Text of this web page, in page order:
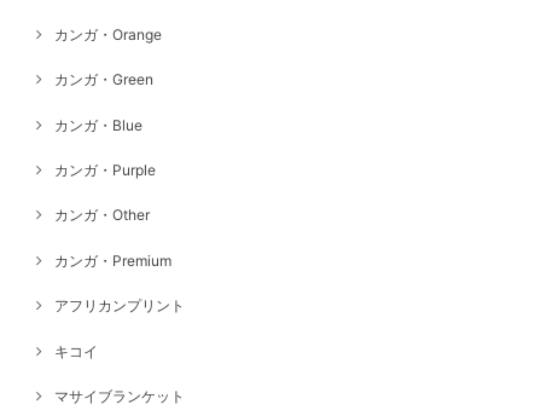
カンガ・Orange
カンガ・Green
カンガ・Blue
カンガ・Purple
カンガ・Other
カンガ・Premium
アフリカンプリント
キコイ
マサイブランケット